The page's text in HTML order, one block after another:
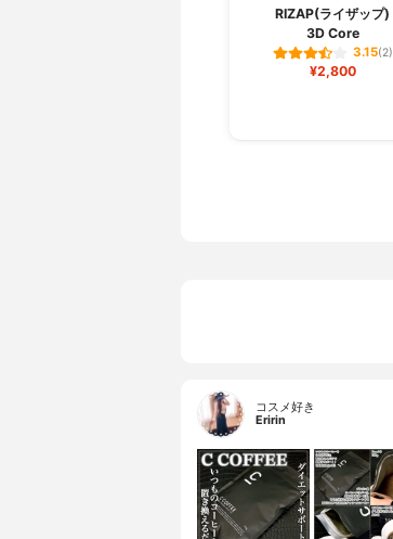
RIZAP(ライザップ)
3D Core
3.15(2)
¥2,800
コスメ好き
Eririn